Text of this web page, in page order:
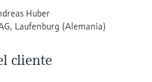
Huber
Laufenburg (Alemania)
cliente